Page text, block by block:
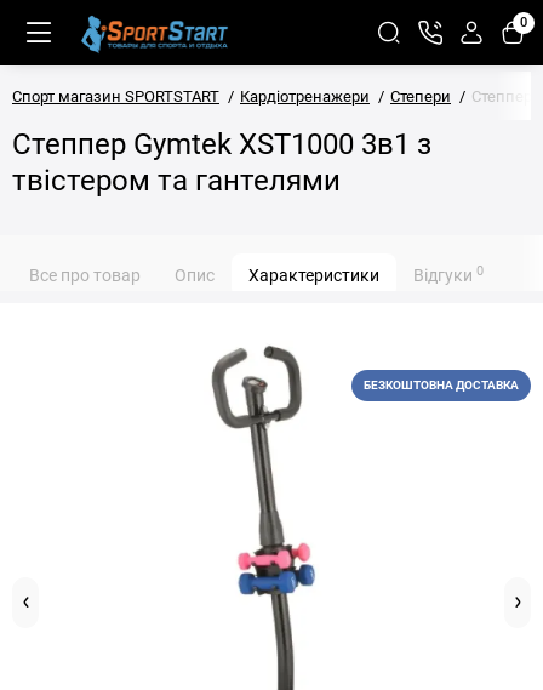
0
Спорт магазин SPORTSTART Кардіотренажери Степери Степпер
Степпер Gymtek XST1000 3в1 з
твістером та гантелями
Все про товар Опис Характеристики Відгуки 0
БЕЗКОШТОВНА ДОСТАВКА